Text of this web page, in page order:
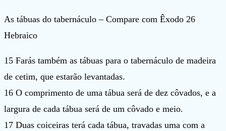
As tábuas do tabernáculo – Compare com Êxodo 26
Hebraico
15 Farás também as tábuas para o tabernáculo de madeira
de cetim, que estarão levantadas.
16 O comprimento de uma tábua será de dez côvados, e a
largura de cada tábua será de um côvado e meio.
17 Duas coiceiras terá cada tábua, travadas uma com a